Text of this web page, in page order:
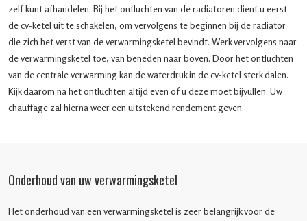
zelf kunt afhandelen. Bij het ontluchten van de radiatoren dient u eerst
de cv-ketel uit te schakelen, om vervolgens te beginnen bij de radiator
die zich het verst van de verwarmingsketel bevindt. Werk vervolgens naar
de verwarmingsketel toe, van beneden naar boven. Door het ontluchten
van de centrale verwarming kan de waterdruk in de cv-ketel sterk dalen.
Kijk daarom na het ontluchten altijd even of u deze moet bijvullen. Uw
chauffage zal hierna weer een uitstekend rendement geven.
Onderhoud van uw verwarmingsketel
Het onderhoud van een verwarmingsketel is zeer belangrijk voor de